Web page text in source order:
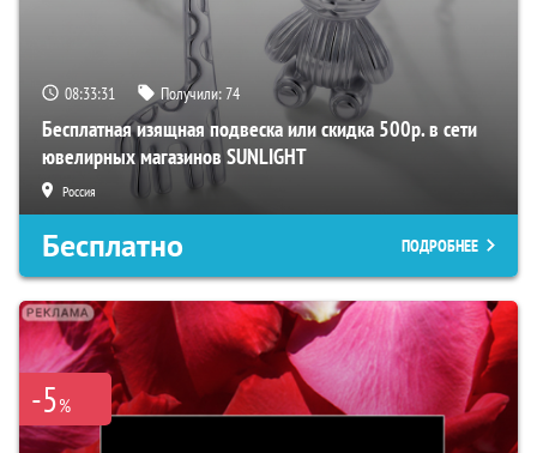
08:33:30 Получили:74
Бесплатная изящная подвеска или скидка 500р. в сети
ювелирных магазинов SUNLIGHT
Россия
Бесплатно ПОДРОБНЕЕ
-5%